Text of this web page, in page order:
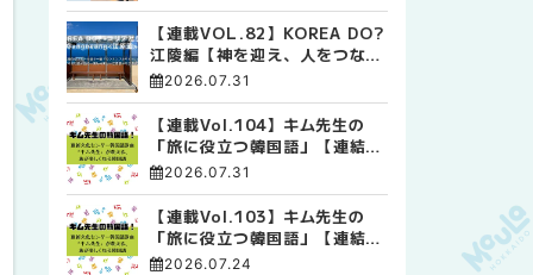
【連載VOL.82】KOREA DO?
江陵編【神を迎え、人をつなぐ
時間 ― 江陵端午祭 】
2026.07.31
【連載Vol.104】キム先生の
「旅に役立つ韓国語」【連結語
尾について その4】
2026.07.31
【連載Vol.103】キム先生の
「旅に役立つ韓国語」【連結語
尾について その3】
2026.07.24